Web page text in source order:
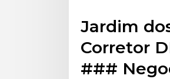
Jardim
Corretor
###